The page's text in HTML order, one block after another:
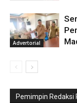
Advertorial
Pemimpin Redaksi